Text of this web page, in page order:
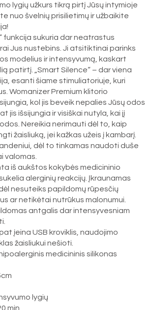
lygių užkurs tikrą pirtį Jūsų intymioje
nuo švelnių prisilietimų ir užbaikite
funkcija sukuria dar neatrastus
Jus nustebins. Ji atsitiktinai parinks
modelius ir intensyvumą, kaskart
patirtį. „Smart Silence“ – dar viena
esanti šiame stimuliatoriuje, kuri
Womanizer Premium klitorio
kol jis beveik nepalies Jūsų odos
jis išsijungia ir visiškai nutyla, kai jį
Nereikia nerimauti dėl to, kaip
žaisliuką, jei kažkas užeis į kambarį.
dėl to tinkamas naudoti duše
valomas.
iš aukštos kokybės medicininio
alerginių reakcijų. Įkraunamas
nesuteiks papildomų rūpesčių
ar netikėtai nutrūkus malonumui.
antgalis dar intensyvesniam
įeina USB kroviklis, naudojimo
žaisliukui nešioti.
medicininis silikonas
lygių
min